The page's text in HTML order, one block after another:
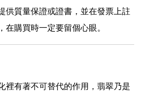
供質量保證或證書，並在發票上註
在購買時一定要留個心眼。
裡有著不可替代的作用，翡翠乃是